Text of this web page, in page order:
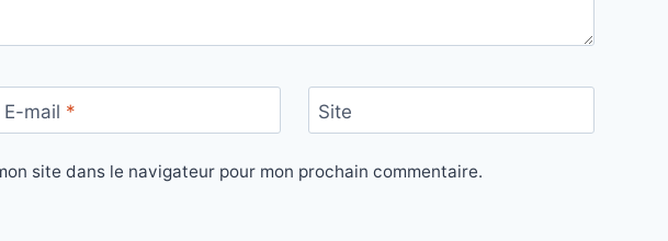
E-mail * Site
site dans le navigateur pour mon prochain commentaire.